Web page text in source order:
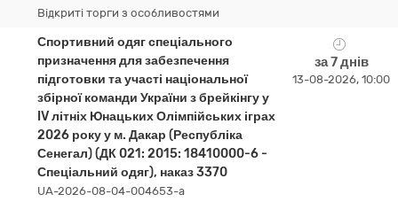
Відкриті торги з особливостями
Спортивний одяг спеціального
призначення для забезпечення
підготовки та участі національної
збірної команди України з брейкінгу у
IV літніх Юнацьких Олімпійських іграх
2026 року у м. Дакар (Республіка
Сенегал) (ДК 021: 2015: 18410000-6 -
Спеціальний одяг), наказ 3370
UA-2026-08-04-004653-a
за 7 днів
13-08-2026, 10:00